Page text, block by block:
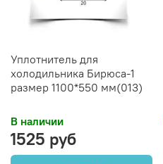
Уплотнитель для
холодильника Бирюса-1
размер 1100*550 мм(013)
В наличии
1525 руб